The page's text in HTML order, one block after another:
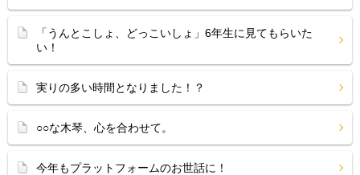
「うんとこしょ、どっこいしょ」6年生に見てもらいた
い！
実りの多い時間となりました！？
○○な木琴、心を合わせて。
今年もプラットフォームのお世話に！